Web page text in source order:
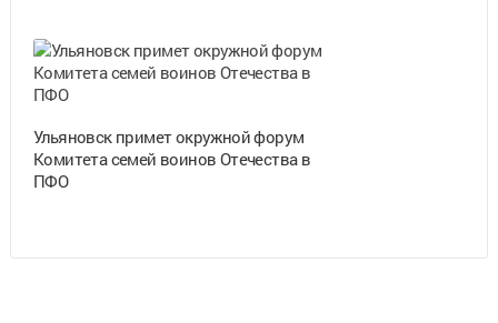
Ульяновск примет окружной форум
Комитета семей воинов Отечества в
ПФО